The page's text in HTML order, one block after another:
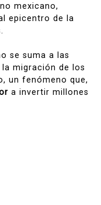
mexicano,
epicentro de la
se suma a las
migración de los
un fenómeno que,
a invertir millones